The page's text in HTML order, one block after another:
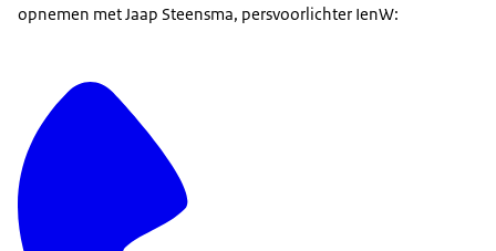
opnemen met Jaap Steensma, persvoorlichter IenW: